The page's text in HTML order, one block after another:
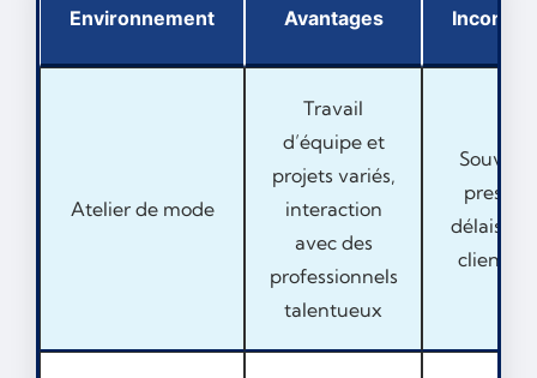
Environnement Avantages
Atelier de mode
Travail
d’équipe et
projets variés,
interaction
avec des
professionnels
talentueux
Souvent
délais,
client